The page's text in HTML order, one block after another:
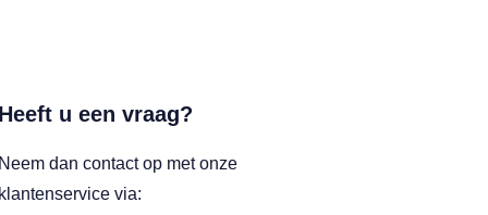
u een vraag?
dan contact op met onze
via: